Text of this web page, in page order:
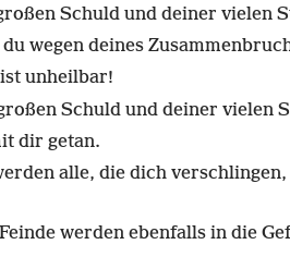
Schuld und deiner vielen
wegen deines
unheilbar!
Schuld und deiner vielen
dir getan.
alle, die dich
werden ebenfalls in die